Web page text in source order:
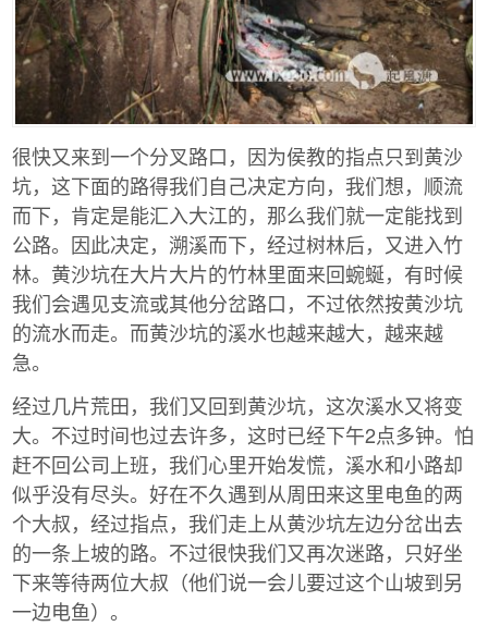
很快又来到一个分叉路口，因为侯教的指点只到黄沙
坑，这下面的路得我们自己决定方向，我们想，顺流
而下，肯定是能汇入大江的，那么我们就一定能找到
公路。因此决定，溯溪而下，经过树林后，又进入竹
林。黄沙坑在大片大片的竹林里面来回蜿蜒，有时候
我们会遇见支流或其他分岔路口，不过依然按黄沙坑
的流水而走。而黄沙坑的溪水也越来越大，越来越
急。
经过几片荒田，我们又回到黄沙坑，这次溪水又将变
大。不过时间也过去许多，这时已经下午2点多钟。怕
赶不回公司上班，我们心里开始发慌，溪水和小路却
似乎没有尽头。好在不久遇到从周田来这里电鱼的两
个大叔，经过指点，我们走上从黄沙坑左边分岔出去
的一条上坡的路。不过很快我们又再次迷路，只好坐
下来等待两位大叔（他们说一会儿要过这个山坡到另
一边电鱼）。